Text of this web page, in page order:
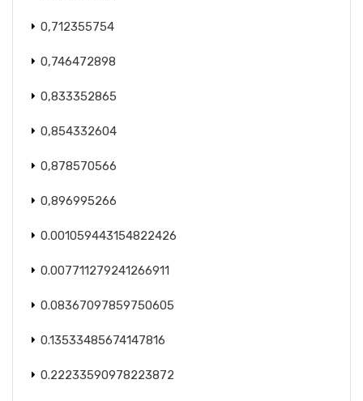
0,712355754
0,746472898
0,833352865
0,854332604
0,878570566
0,896995266
0.001059443154822426
0.007711279241266911
0.08367097859750605
0.13533485674147816
0.22233590978223872